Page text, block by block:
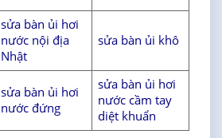
sửa bàn ủi hơi
nước nội địa
Nhật
sửa bàn ủi khô
sửa bàn ủi hơi
nước đứng
sửa bàn ủi hơi
nước cầm tay
diệt khuẩn